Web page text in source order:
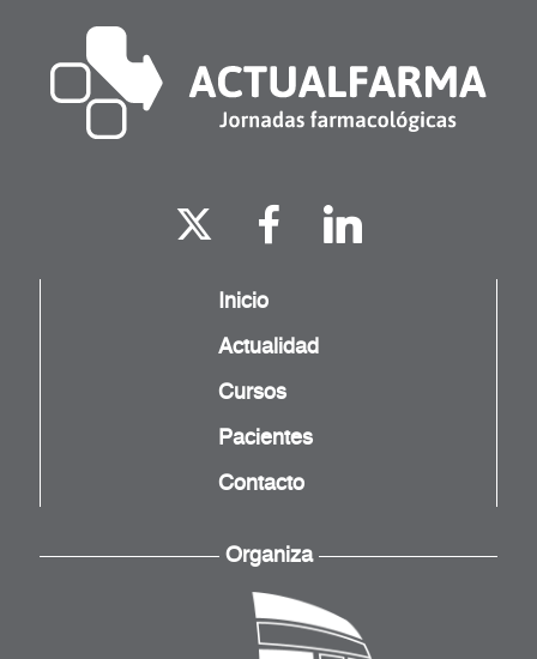
Inicio
Actualidad
Cursos
Pacientes
Contacto
Organiza